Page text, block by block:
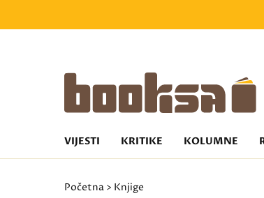
VIJESTI KRITIKE KOLUMNE
Početna > Knjige